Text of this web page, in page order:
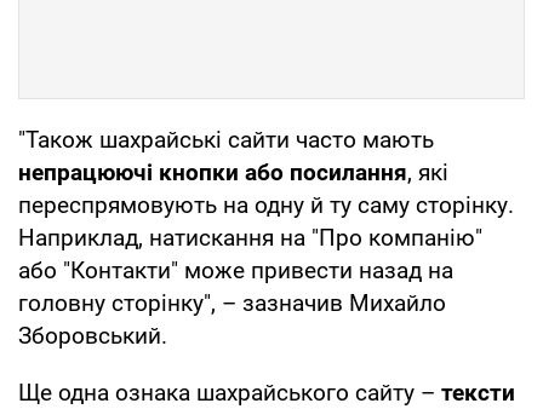
"Також шахрайські сайти часто мають
непрацюючі кнопки або посилання, які
переспрямовують на одну й ту саму сторінку.
Наприклад, натискання на "Про компанію"
або "Контакти" може привести назад на
головну сторінку", – зазначив Михайло
Зборовський.
Ще одна ознака шахрайського сайту – тексти